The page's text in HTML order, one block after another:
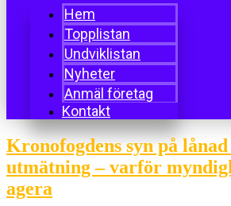
Hem
Topplistan
Undviklistan
Nyheter
Anmäl företag
Kontakt
Kronofogdens syn på
utmätning – varför
agera